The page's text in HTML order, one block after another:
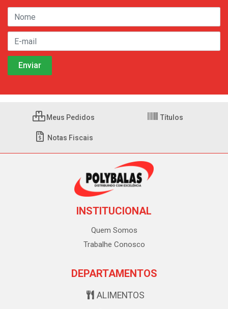
Meus Pedidos Títulos
Notas Fiscais
INSTITUCIONAL
Quem Somos
Trabalhe Conosco
DEPARTAMENTOS
ALIMENTOS